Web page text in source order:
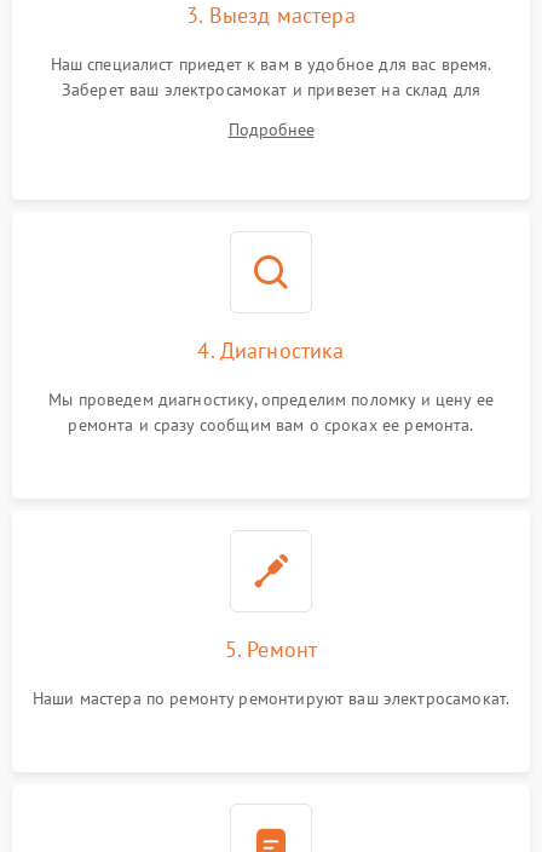
3. Выезд мастера
Наш специалист приедет к вам в удобное для вас время.
Заберет ваш электросамокат и привезет на склад для
Подробнее
4. Диагностика
Мы проведем диагностику, определим поломку и цену ее
ремонта и сразу сообщим вам о сроках ее ремонта.
5. Ремонт
Наши мастера по ремонту ремонтируют ваш электросамокат.